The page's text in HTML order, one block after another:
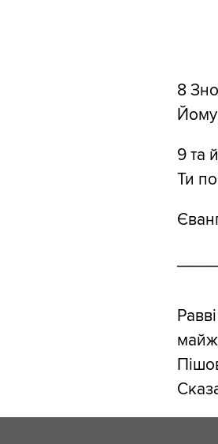
8
Йому
9 та
Ти